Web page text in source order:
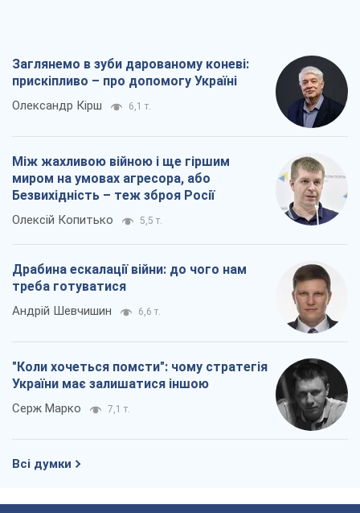
Заглянемо в зуби дарованому коневі:
прискіпливо – про допомогу Україні
Олександр Кірш 6,1 т.
Між жахливою війною і ще гіршим
миром на умовах агресора, або
Безвихідність – теж зброя Росії
Олексій Копитько 5,5 т.
Драбина ескалації війни: до чого нам
треба готуватися
Андрій Шевчишин 6,6 т.
"Коли хочеться помсти": чому стратегія
України має залишатися іншою
Серж Марко 7,1 т.
Всі думки